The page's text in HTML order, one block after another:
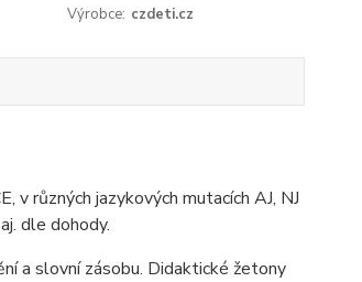
Výrobce: czdeti.cz
v různých jazykových mutacích AJ, NJ
dle dohody.
a slovní zásobu. Didaktické žetony